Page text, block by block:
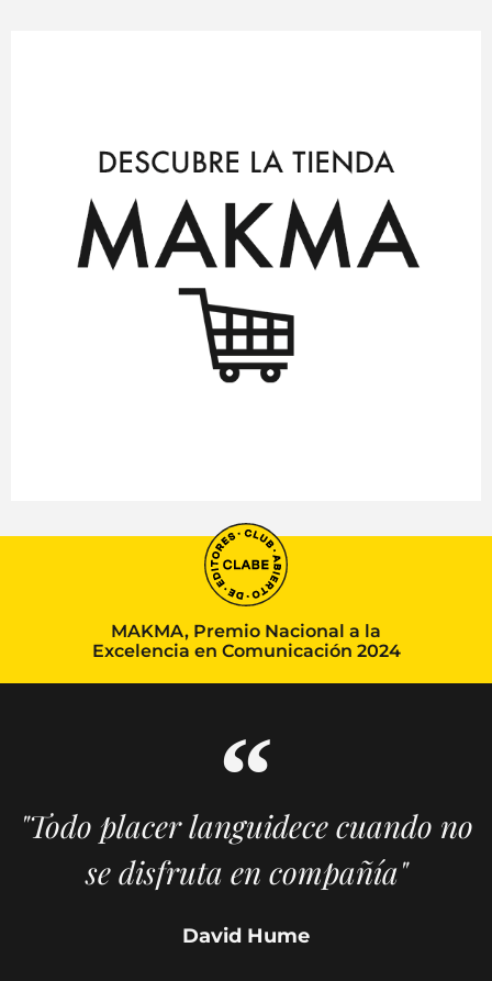
MAKMA, Premio Nacional a la
Excelencia en Comunicación 2024
"Todo placer languidece cuando no
se disfruta en compañía"
David Hume